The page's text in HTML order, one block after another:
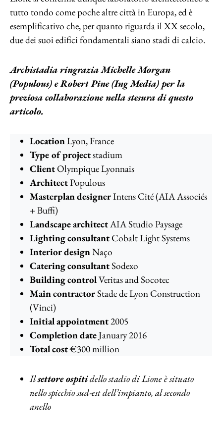
tutto tondo come poche altre città in Europa, ed è
esemplificativo che, per quanto riguarda il XX secolo,
due dei suoi edifici fondamentali siano stadi di calcio.
Archistadia ringrazia Michelle Morgan
(Populous) e Robert Pine (Ing Media) per la
preziosa collaborazione nella stesura di questo
articolo.
LocationLyon, France
Type of projectstadium
ClientOlympique Lyonnais
ArchitectPopulous
MasterplandesignerIntens Cité (AIA Associés
+ Buffi)
LandscapearchitectAIA Studio Paysage
Lightingconsultant Cobalt Light Systems
InteriordesignNaço
CateringconsultantSodexo
BuildingcontrolVeritas and Socotec
MaincontractorStade de Lyon Construction
(Vinci)
Initialappointment2005
CompletiondateJanuary 2016
Totalcost€300 million
Ilsettore ospitidello stadio di Lione è situato
nello spicchio sud-est dell’impianto, al secondo
anello